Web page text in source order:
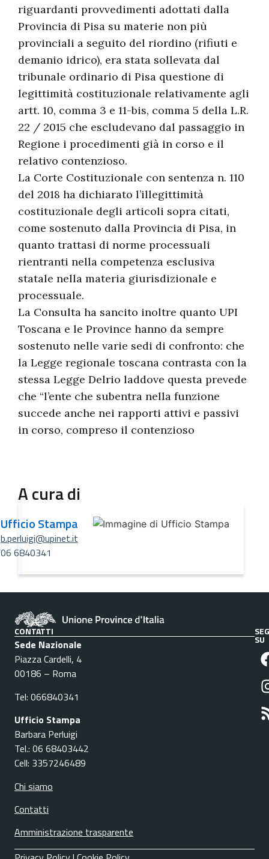
riguardanti provvedimenti adottati dalla
Provincia di Pisa su materie non più
provinciali a seguito del riordino (rifiuti e
demanio idrico), era stata sollevata dal
tribunale ordinario di Pisa questione di
legittimità costituzionale relativamente agli
artt. 10, comma 3 e 11-bis, comma 5 della L.R.
22 / 2015 che escludevano dal passaggio in
Regione i procedimenti già in corso e il
relativo contenzioso.
La Corte Costituzionale con sentenza n. 110
del 2018 ha dichiarato l’illegittimità
costituzionale degli articoli sopra citati,
come sostenuto dalla Provincia di Pisa, in
quanto trattasi di norme processuali
rientranti nella competenza esclusiva
statale nella materia giurisdizionale e
processuale.
La Consulta ha sancito inoltre quanto UPI
Toscana e le Province hanno da sempre
sostenuto nelle varie sedi di confronto: che
la Legge regionale toscana contrasta con la
stessa Legge Delrio laddove questa prevede
che “l’ente che subentra nella funzione
succede anche nei rapporti attivi e passivi
in corso, compreso il contenzioso
A cura di
Ufficio Stampa
b.perluigi@upinet.it
06 6840341
CONTATTI
Sede Nazionale
Piazza Cardelli, 4
00186 – Roma
Tel: 066840341
Ufficio Stampa
Barbara Perluigi
Tel.: 06 68403442
Cell: 3357246489
Chi siamo
Contatti
Amministrazione trasparente
SU